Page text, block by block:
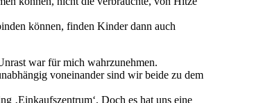
können, finden Kinder dann auch
war für mich wahrzunehmen.
voneinander sind wir beide zu dem
‚Einkaufszentrum‘. Doch es hat uns eine